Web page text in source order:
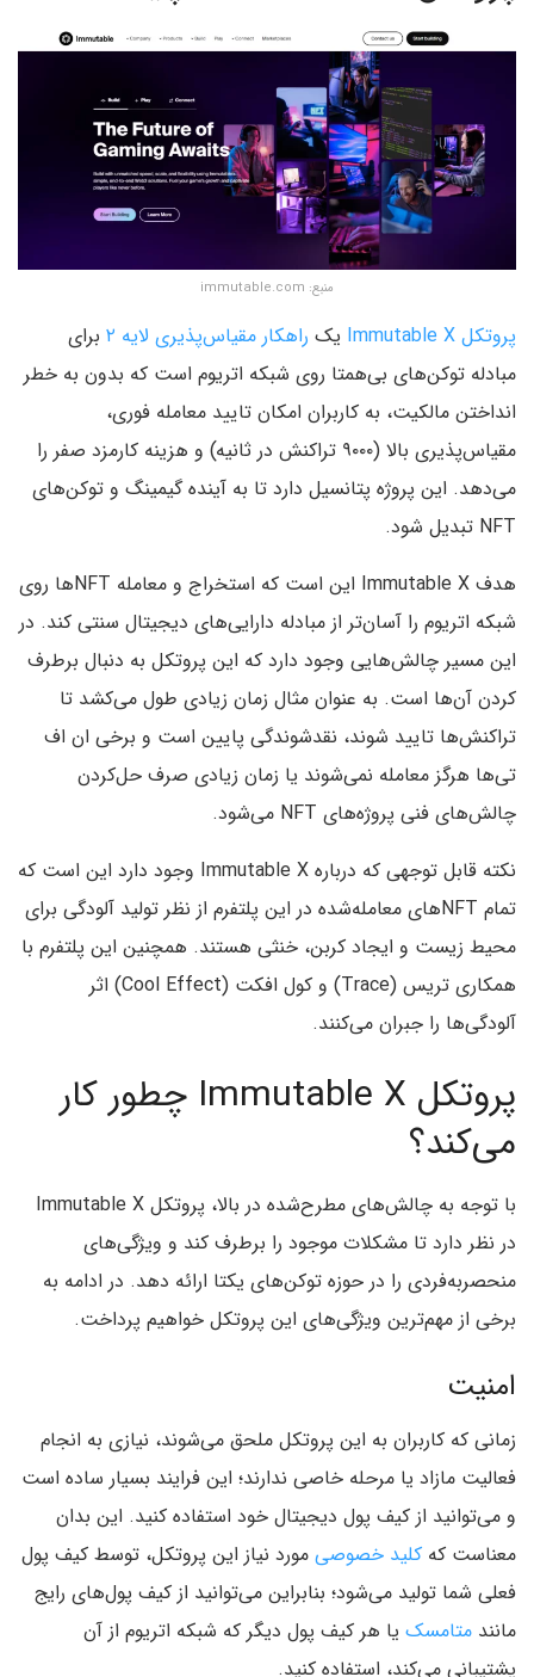
منبع: immutable.com
پروتکل Immutable X یک راهکار مقیاس‌پذیری لایه ۲
برای
مبادله توکن‌های بی‌همتا روی شبکه اتریوم است که بدون به خطر
انداختن مالکیت، به کاربران امکان تایید معامله فوری،
مقیاس‌پذیری بالا (۹۰۰۰ تراکنش در ثانیه) و هزینه کارمزد صفر را
می‌دهد. این پروژه پتانسیل دارد تا به آینده گیمینگ و توکن‌های
NFT تبدیل شود.
هدف Immutable X این است که استخراج و معامله NFTها روی
شبکه اتریوم را آسان‌تر از مبادله دارایی‌های دیجیتال سنتی کند. در
این مسیر چالش‌هایی وجود دارد که این پروتکل به دنبال برطرف
کردن آن‌ها است. به عنوان مثال زمان زیادی طول می‌کشد تا
تراکنش‌ها تایید شوند، نقدشوندگی پایین است و برخی ان اف
تی‌‌ها هرگز معامله نمی‌شوند یا زمان زیادی صرف حل‌کردن
چالش‌های فنی پروژه‌های NFT می‌شود.
نکته قابل توجهی که درباره Immutable X وجود دارد این است که
تمام NFTهای معامله‌شده در این پلتفرم از نظر تولید آلودگی برای
محیط زیست و ایجاد کربن، خنثی هستند. همچنین این پلتفرم با
همکاری تریس (Trace) و کول افکت (Cool Effect) اثر
آلودگی‌ها را جبران می‌کنند.
پروتکل Immutable X چطور کار
می‌کند؟
با توجه به چالش‌های مطرح‌شده در بالا، پروتکل Immutable X
در نظر دارد تا مشکلات موجود را برطرف کند و ویژگی‌های
منحصر‌به‌فردی را در حوزه توکن‌های یکتا ارائه دهد. در ادامه به
برخی از مهم‌ترین ویژگی‌های این پروتکل خواهیم پرداخت.
امنیت
زمانی که کاربران به این پروتکل ملحق می‌شوند، نیازی به انجام
فعالیت مازاد یا مرحله خاصی ندارند؛ این فرایند بسیار ساده است
و می‌توانید از کیف پول دیجیتال خود استفاده کنید. این بدان
معناست که کلید خصوصی مورد نیاز این پروتکل، توسط کیف پول
فعلی شما تولید می‌شود؛ بنابراین می‌توانید از کیف پول‌های رایج
مانند متامسک یا هر کیف پول دیگر که شبکه اتریوم از آن
پشتیبانی می‌کند، استفاده کنید.